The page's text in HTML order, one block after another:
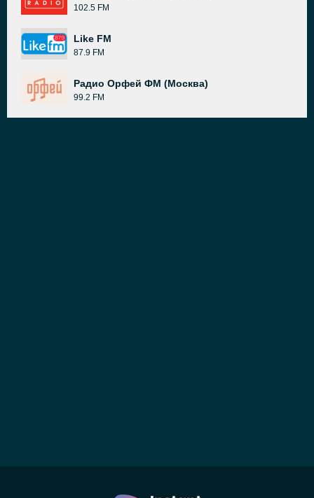
102.5 FM
Like FM
87.9 FM
Радио Орфей ФМ (Москва)
99.2 FM